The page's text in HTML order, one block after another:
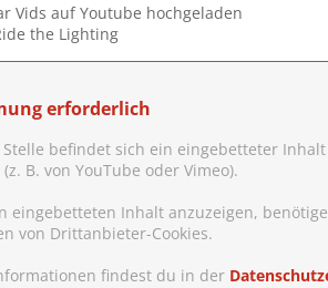
Vids auf Youtube hochgeladen
the Lighting
erforderlich
befindet sich ein eingebetteter
B. von YouTube oder Vimeo).
eingebetteten Inhalt anzuzeigen,
von Drittanbieter-Cookies.
findest du in der